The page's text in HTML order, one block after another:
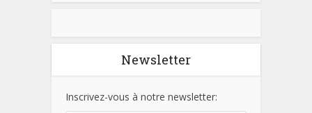
Newsletter
Inscrivez-vous à notre newsletter: